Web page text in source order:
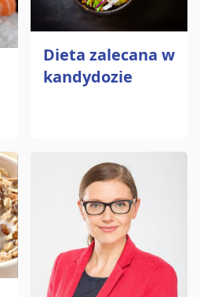
Dieta zalecana w
kandydozie